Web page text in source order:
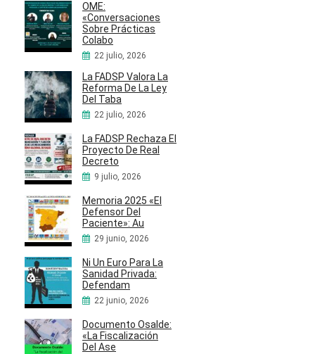
OME:
«Conversaciones
Sobre Prácticas
Colabo
22 julio, 2026
La FADSP Valora La
Reforma De La Ley
Del Taba
22 julio, 2026
La FADSP Rechaza El
Proyecto De Real
Decreto
9 julio, 2026
Memoria 2025 «El
Defensor Del
Paciente»: Au
29 junio, 2026
Ni Un Euro Para La
Sanidad Privada:
Defendam
22 junio, 2026
Documento Osalde:
«La Fiscalización
Del Ase